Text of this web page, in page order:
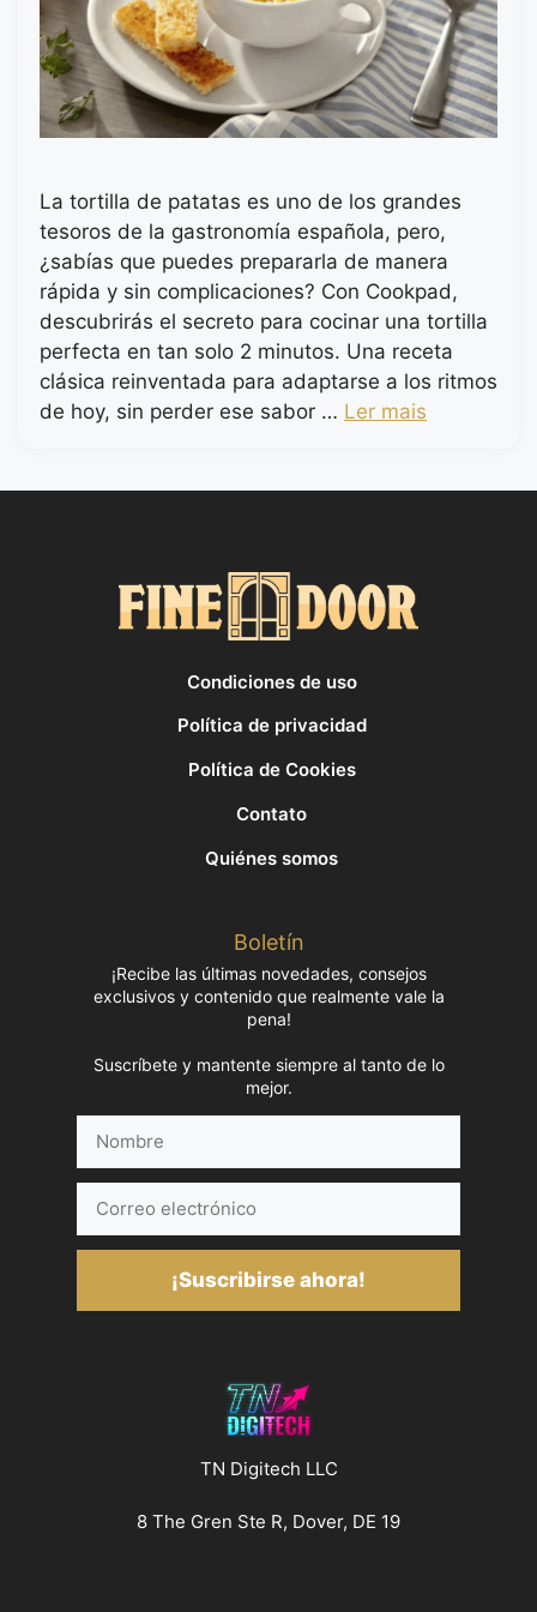
La tortilla de patatas es uno de los grandes
tesoros de la gastronomía española, pero,
¿sabías que puedes prepararla de manera
rápida y sin complicaciones? Con Cookpad,
descubrirás el secreto para cocinar una tortilla
perfecta en tan solo 2 minutos. Una receta
clásica reinventada para adaptarse a los ritmos
de hoy, sin perder ese sabor … Ler mais
Condiciones de uso
Política de privacidad
Política de Cookies
Contato
Quiénes somos
Boletín
¡Recibe las últimas novedades, consejos
exclusivos y contenido que realmente vale la
pena!
Suscríbete y mantente siempre al tanto de lo
mejor.
electrónico
¡Suscribirse ahora!
TN Digitech LLC
8 The Gren Ste R, Dover, DE 19